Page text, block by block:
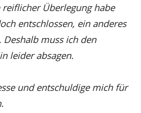
Überlegung habe
entschlossen, ein anderes
muss ich den
leider absagen.
und entschuldige mich für